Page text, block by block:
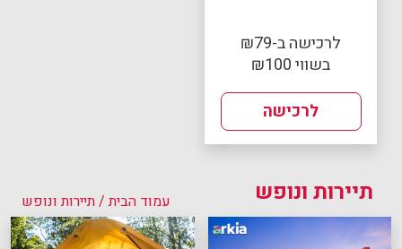
לרכישה ב-₪79
בשווי ₪100
לרכישה
עמוד הבית/ תיירות ונופש תיירות ונופש